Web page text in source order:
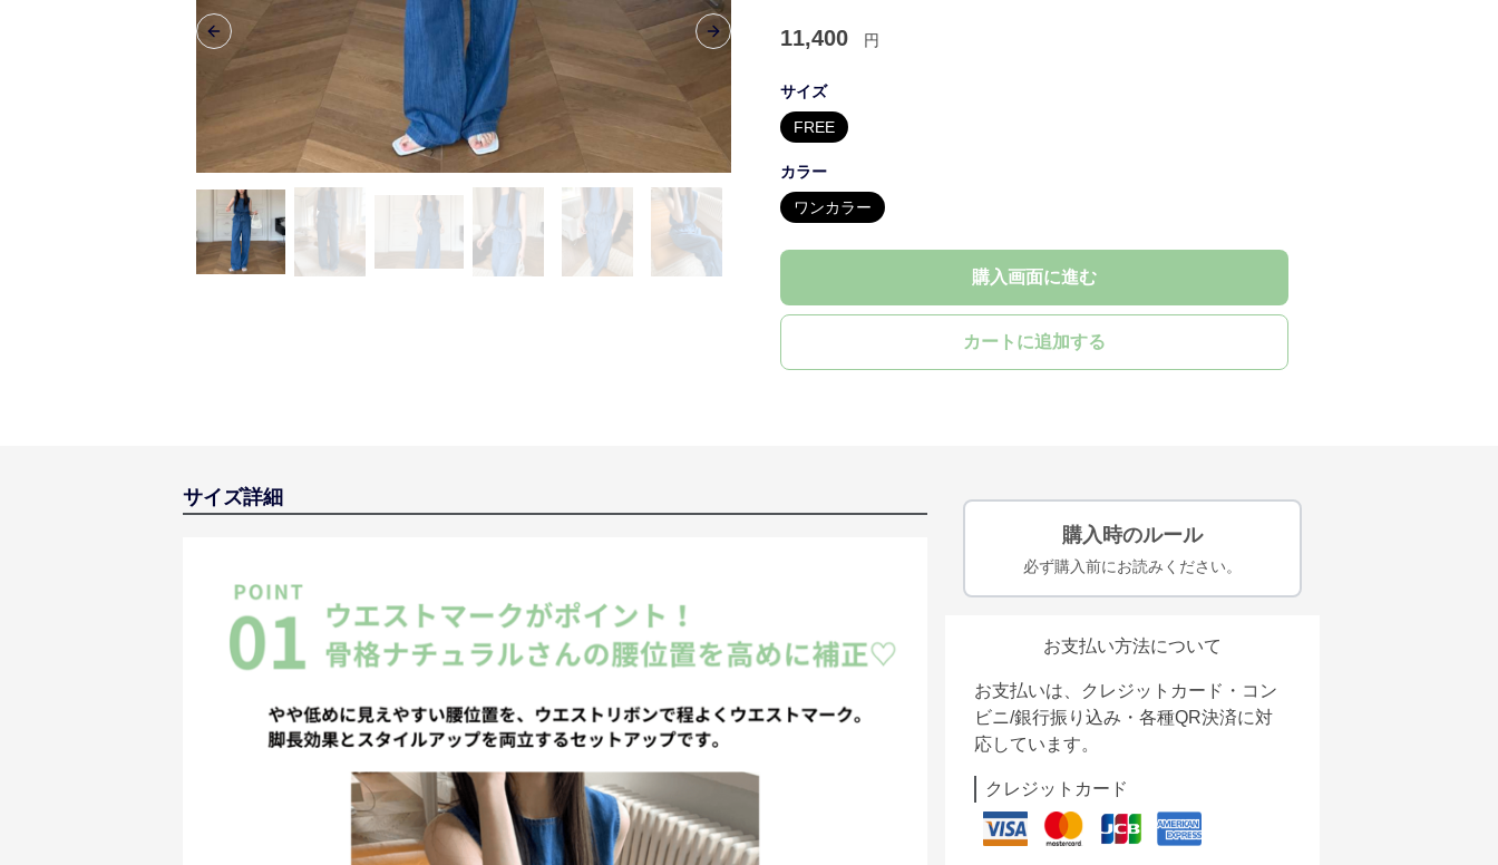
Previous slide Next slide 11,400 円
サイズ
FREE
カラー
ワンカラー
購入画面に進む
カートに追加する
サイズ詳細
購入時のルール
必ず購入前にお読みください。
お支払い方法について
お支払いは、クレジットカード・コン
ビニ/銀行振り込み・各種QR決済に対
応しています。
クレジットカード